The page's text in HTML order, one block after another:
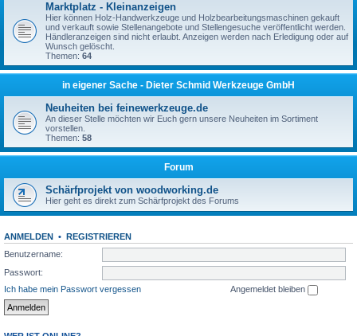
Marktplatz - Kleinanzeigen
Hier können Holz-Handwerkzeuge und Holzbearbeitungsmaschinen gekauft
und verkauft sowie Stellenangebote und Stellengesuche veröffentlicht werden.
Händleranzeigen sind nicht erlaubt. Anzeigen werden nach Erledigung oder auf
Wunsch gelöscht.
Themen: 64
in eigener Sache - Dieter Schmid Werkzeuge GmbH
Neuheiten bei feinewerkzeuge.de
An dieser Stelle möchten wir Euch gern unsere Neuheiten im Sortiment
vorstellen.
Themen: 58
Forum
Schärfprojekt von woodworking.de
Hier geht es direkt zum Schärfprojekt des Forums
ANMELDEN • REGISTRIEREN
Benutzername:
Passwort:
Ich habe mein Passwort vergessen
Angemeldet bleiben